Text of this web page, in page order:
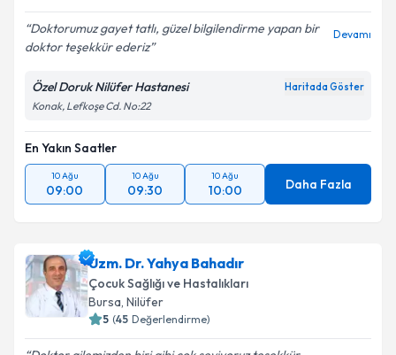
Doktorumuz gayet tatlı, güzel bilgilendirme yapan bir
doktor teşekkür ederiz
Devamı
Özel Doruk Nilüfer Hastanesi Haritada Göster
Konak, Lefkoşe Cd. No:22
En Yakın Saatler
10 Ağu
09:00
10 Ağu
09:30
10 Ağu
10:00 Daha Fazla
Uzm. Dr. Yahya Bahadır
Çocuk Sağlığı ve Hastalıkları
Bursa, Nilüfer
5 (45 Değerlendirme)